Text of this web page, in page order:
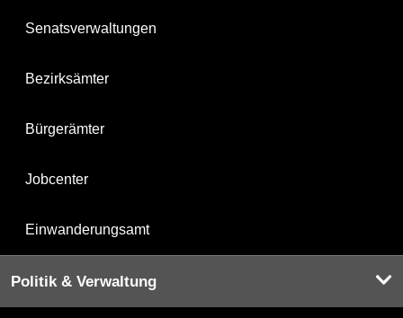
Senatsverwaltungen
Bezirksämter
Bürgerämter
Jobcenter
Einwanderungsamt
Politik & Verwaltung